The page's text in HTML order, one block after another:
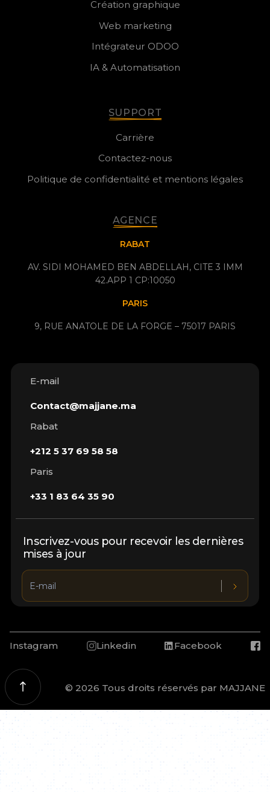
Création graphique
Web marketing
Intégrateur ODOO
IA & Automatisation
SUPPORT
Carrière
Contactez-nous
Politique de confidentialité et mentions légales
AGENCE
RABAT
AV. SIDI MOHAMED BEN ABDELLAH, CITE 3 IMM
42.APP 1 CP:10050
PARIS
9, RUE ANATOLE DE LA FORGE – 75017 PARIS
E-mail
Contact@majjane.ma
Rabat
+212 5 37 69 58 58
Paris
+33 1 83 64 35 90
Inscrivez-vous pour recevoir les dernières
mises à jour
Instagram Linkedin Facebook
© 2026 Tous droits réservés par MAJJANE